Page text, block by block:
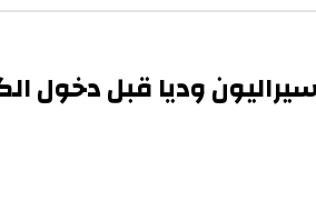
وديا قبل دخول